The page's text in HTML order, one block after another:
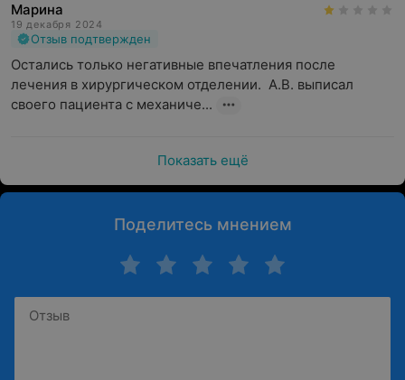
Марина
19 декабря 2024
Отзыв подтвержден
Остались только негативные впечатления после
лечения в хирургическом отделении.  А.В. выписал
своего пациента с механиче...
Показать ещё
Поделитесь мнением